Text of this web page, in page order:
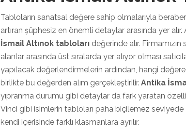
Tabloların sanatsal değere sahip olmalarıyla
artıran şüphesiz en önemli detaylar arasında yer
İsmail Altınok tabloları değerinde alır.
alanlar arasında üst sıralarda yer alıyor olması
yapılacak değerlendirmelerin ardından, hangi
birlikte bu değerden alım gerçekleştirilir. Antika
yıpranma durumu gibi detaylar da fark yaratan
Vinci gibi isimlerin tabloları paha biçilemez
kendi içerisinde farklı klasmanlara ayrılır.